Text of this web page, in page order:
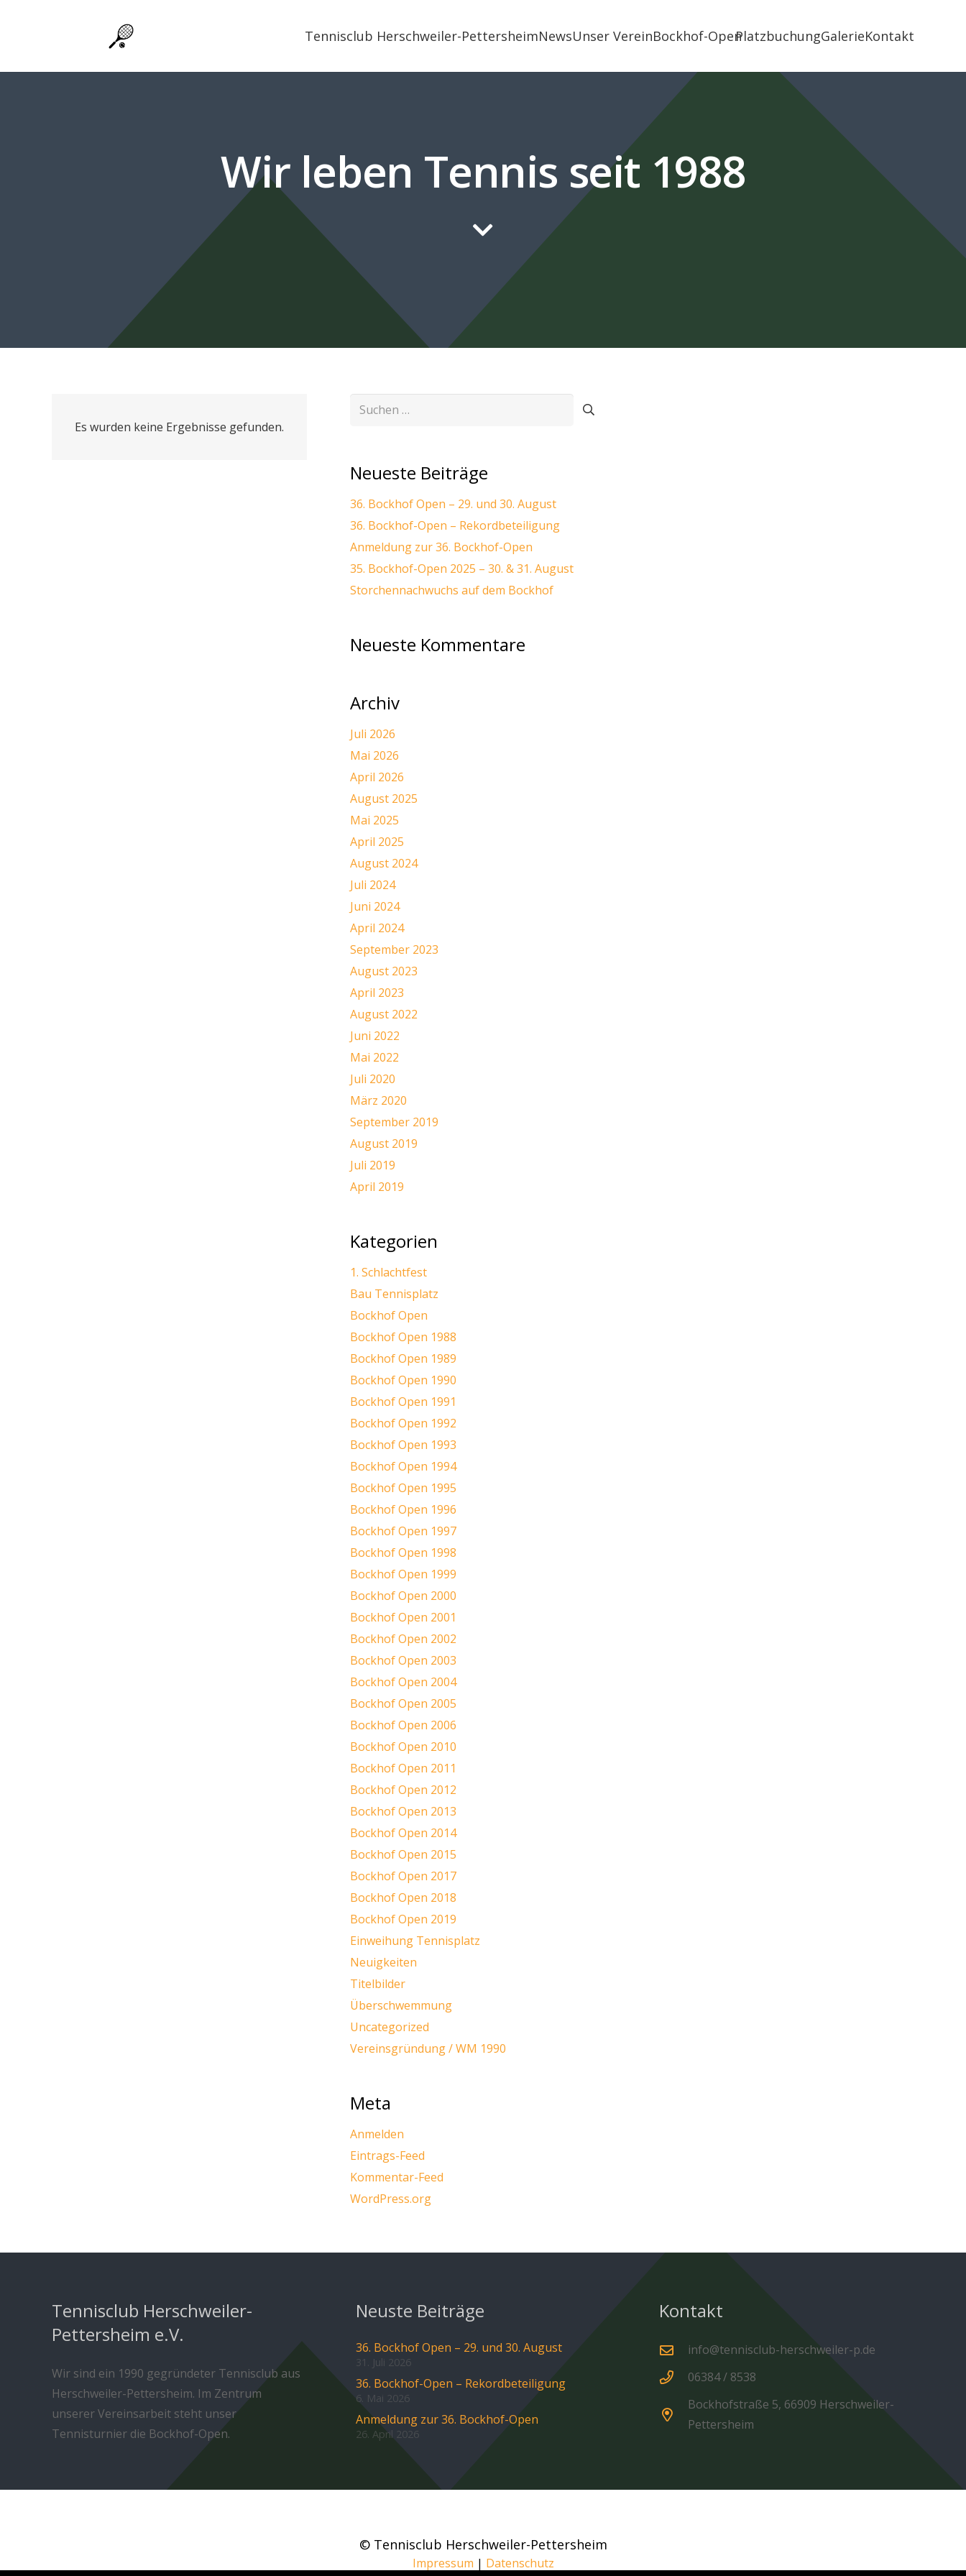
Tennisclub Herschweiler-PettersheimNewsUnser VereinBockhof-OpenPlatzbuchungGalerieKontakt
Wir leben Tennis seit 1988
Es wurden keine Ergebnisse gefunden.
Suchen
Neueste Beiträge
36. Bockhof Open – 29. und 30. August
36. Bockhof-Open – Rekordbeteiligung
Anmeldung zur 36. Bockhof-Open
35. Bockhof-Open 2025 – 30. & 31. August
Storchennachwuchs auf dem Bockhof
Neueste Kommentare
Archiv
Juli 2026
Mai 2026
April 2026
August 2025
Mai 2025
April 2025
August 2024
Juli 2024
Juni 2024
April 2024
September 2023
August 2023
April 2023
August 2022
Juni 2022
Mai 2022
Juli 2020
März 2020
September 2019
August 2019
Juli 2019
April 2019
Kategorien
1. Schlachtfest
Bau Tennisplatz
Bockhof Open
Bockhof Open 1988
Bockhof Open 1989
Bockhof Open 1990
Bockhof Open 1991
Bockhof Open 1992
Bockhof Open 1993
Bockhof Open 1994
Bockhof Open 1995
Bockhof Open 1996
Bockhof Open 1997
Bockhof Open 1998
Bockhof Open 1999
Bockhof Open 2000
Bockhof Open 2001
Bockhof Open 2002
Bockhof Open 2003
Bockhof Open 2004
Bockhof Open 2005
Bockhof Open 2006
Bockhof Open 2010
Bockhof Open 2011
Bockhof Open 2012
Bockhof Open 2013
Bockhof Open 2014
Bockhof Open 2015
Bockhof Open 2017
Bockhof Open 2018
Bockhof Open 2019
Einweihung Tennisplatz
Neuigkeiten
Titelbilder
Überschwemmung
Uncategorized
Vereinsgründung / WM 1990
Meta
Anmelden
Eintrags-Feed
Kommentar-Feed
WordPress.org
Tennisclub Herschweiler-
Pettersheim e.V.
Wir sind ein 1990 gegründeter Tennisclub aus
Herschweiler-Pettersheim. Im Zentrum
unserer Vereinsarbeit steht unser
Tennisturnier die Bockhof-Open.
Neuste Beiträge
36. Bockhof Open – 29. und 30. August
31. Juli 2026
36. Bockhof-Open – Rekordbeteiligung
6. Mai 2026
Anmeldung zur 36. Bockhof-Open
26. April 2026
Kontakt
info@tennisclub-herschweiler-p.de
06384 / 8538
Bockhofstraße 5, 66909 Herschweiler-
Pettersheim
© Tennisclub Herschweiler-Pettersheim
Impressum | Datenschutz